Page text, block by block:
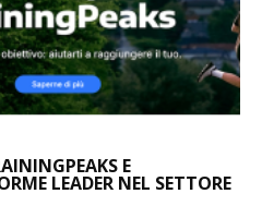
E
LEADER NEL SETTORE